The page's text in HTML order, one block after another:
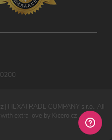
| HEXATRADE COMPANY s.r.o., All
extra love by Kicero.cz
cookie umožňují
stránek, jako je
účtu. Webové
nutných souborů
.xsexshop.cz
nutné,